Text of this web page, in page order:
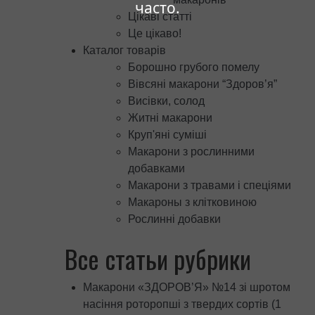
часто.
Цікаві статті
Це цікаво!
Каталог товарів
Борошно грубого помелу
Вівсяні макарони “Здоров’я”
Висівки, солод
Житні макарони
Круп'яні суміші
Макарони з рослинними
добавками
Макарони з травами і спеціями
Макароны з клітковиною
Рослинні добавки
Все статьи рубрики
Макарони «ЗДОРОВ’Я» №14 зі шротом
насіння роторопші з твердих сортів (1